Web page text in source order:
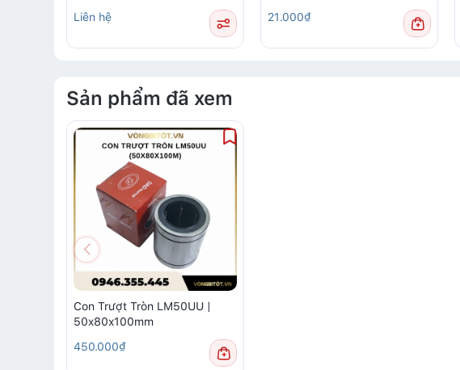
Liên hệ
21.000₫
Sản phẩm đã xem
Con Trượt Tròn LM50UU |
50x80x100mm
450.000₫